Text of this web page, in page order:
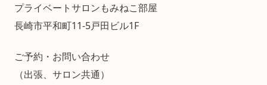
プライベートサロンもみねこ部屋
長崎市平和町11-5戸田ビル1F
ご予約・お問い合わせ
（出張、サロン共通）